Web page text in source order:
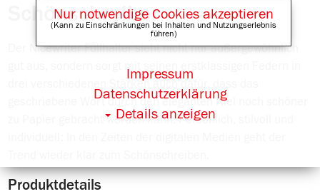
Schönschreiber
Der Nicewriter Füllhalter sieht nicht nur außergewöhnlich
gut aus, sondern sorgt mit seinen erstklassigen Federn in
drei verschiedenen Stärken auch dafür, dass das
geschriebene Wort durch den eleganten Kiel noch schöner
zu Papier gebracht werden kann. Persönlich, stilvoll und
Produktdetails
Nur notwendige Cookies akzeptieren
(Kann zu Einschränkungen bei Inhalten und Nutzungserlebnis
führen)
Details anzeigen
Datenschutzerklärung
Impressum